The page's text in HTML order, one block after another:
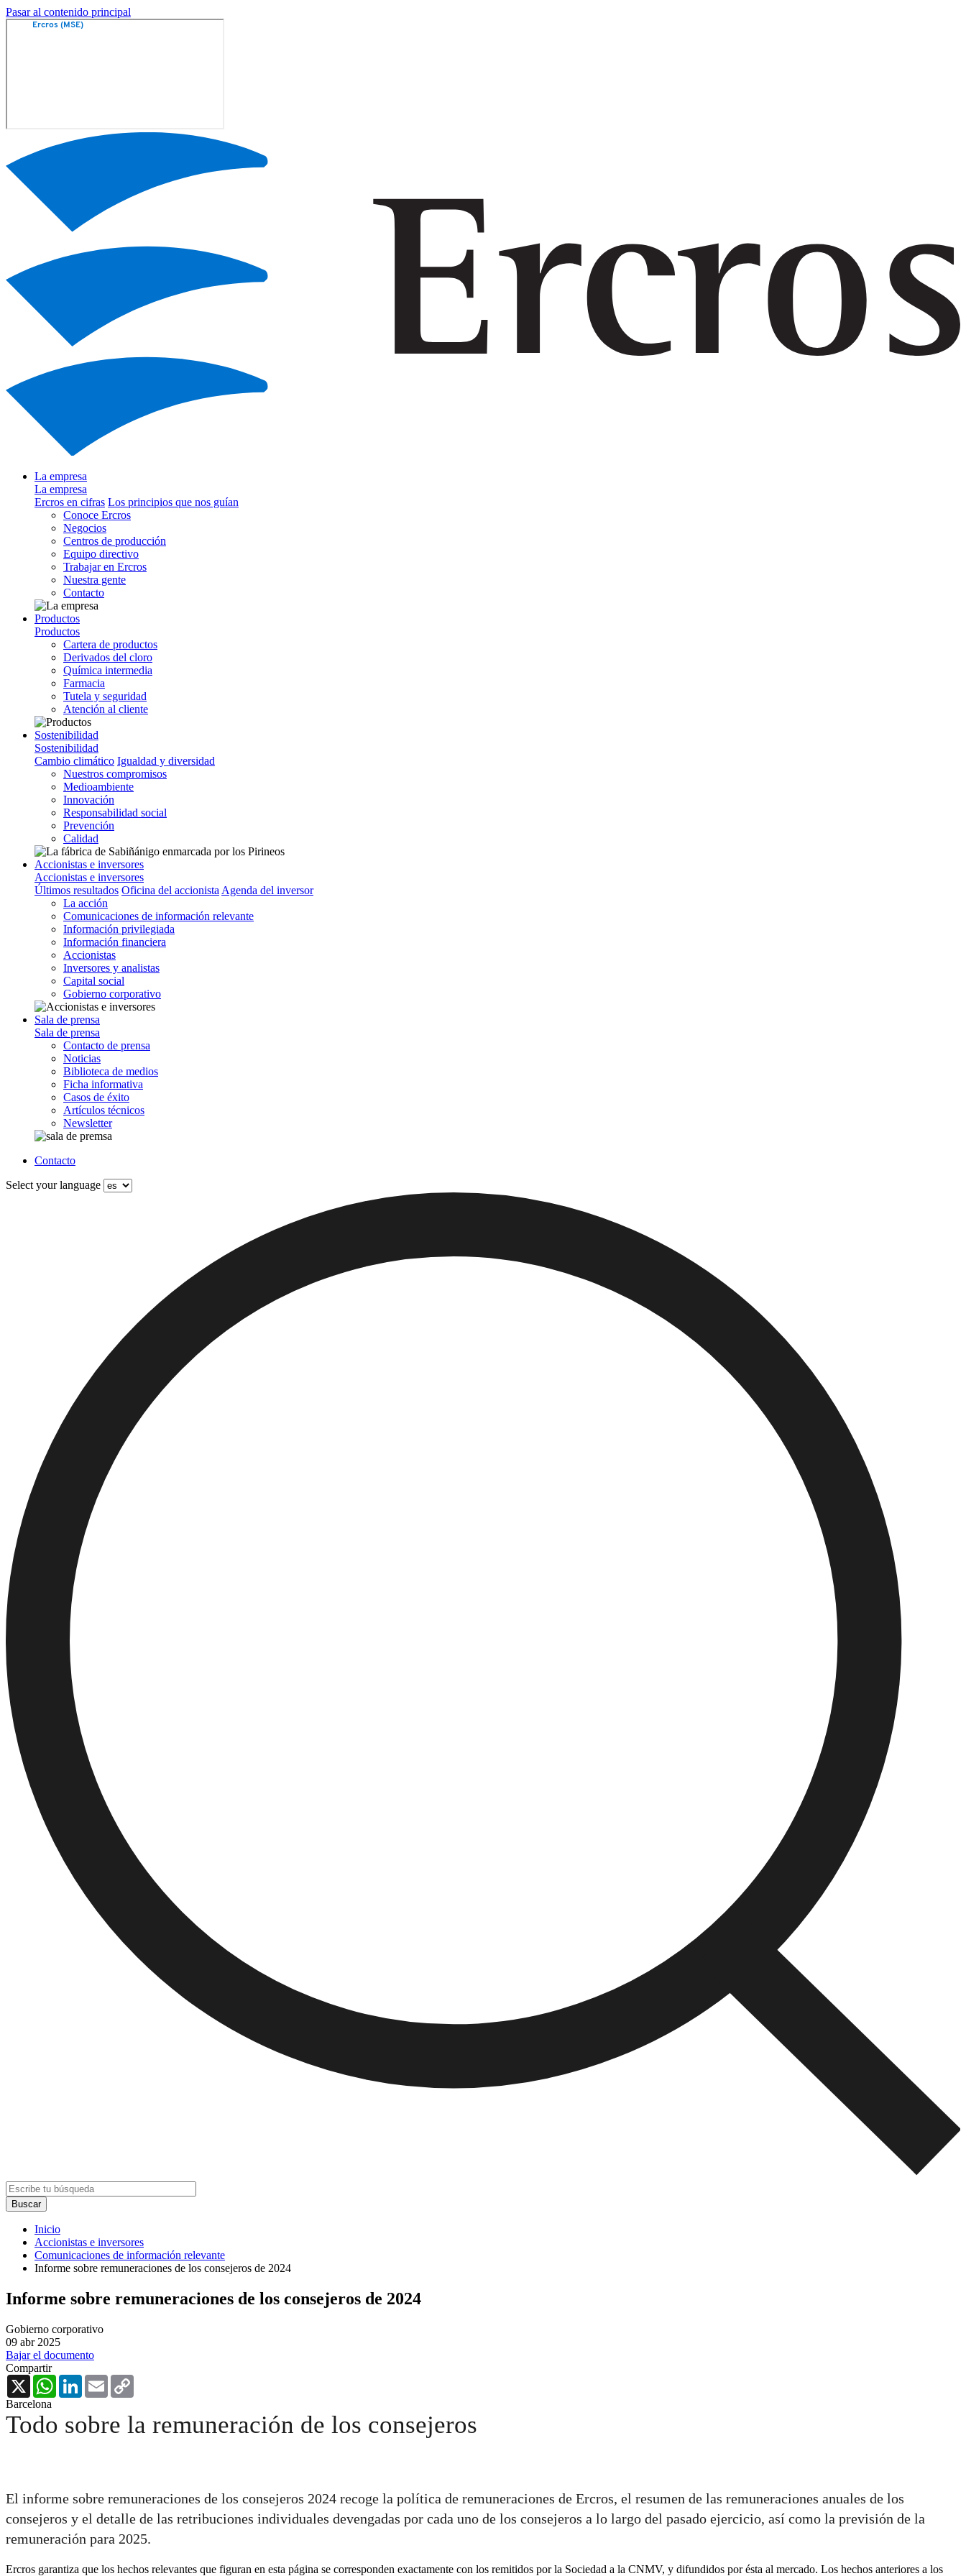
Pasar al contenido principal
La empresa
La empresa
Ercros en cifras Los principios que nos guían
Conoce Ercros
Negocios
Centros de producción
Equipo directivo
Trabajar en Ercros
Nuestra gente
Contacto
Productos
Productos
Cartera de productos
Derivados del cloro
Química intermedia
Farmacia
Tutela y seguridad
Atención al cliente
Sostenibilidad
Sostenibilidad
Cambio climático Igualdad y diversidad
Nuestros compromisos
Medioambiente
Innovación
Responsabilidad social
Prevención
Calidad
Accionistas e inversores
Accionistas e inversores
Últimos resultados Oficina del accionista Agenda del inversor
La acción
Comunicaciones de información relevante
Información privilegiada
Información financiera
Accionistas
Inversores y analistas
Capital social
Gobierno corporativo
Sala de prensa
Sala de prensa
Contacto de prensa
Noticias
Biblioteca de medios
Ficha informativa
Casos de éxito
Artículos técnicos
Newsletter
Contacto
Select your language
Inicio
Accionistas e inversores
Comunicaciones de información relevante
Informe sobre remuneraciones de los consejeros de 2024
Informe sobre remuneraciones de los consejeros de 2024
Gobierno corporativo
09 abr 2025
Bajar el documento
Compartir
X
WhatsAppLinkedInEmail
Barcelona
Todo sobre la remuneración de los consejeros
El informe sobre remuneraciones de los consejeros 2024 recoge la política de remuneraciones de Ercros, el resumen de las remuneraciones anuales de los
consejeros y el detalle de las retribuciones individuales devengadas por cada uno de los consejeros a lo largo del pasado ejercicio, así como la previsión de la
remuneración para 2025.
Ercros garantiza que los hechos relevantes que figuran en esta página se corresponden exactamente con los remitidos por la Sociedad a la CNMV, y difundidos por ésta al mercado. Los hechos anteriores a los